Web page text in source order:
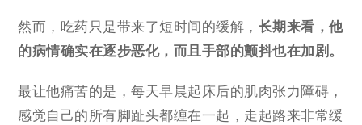
然而，吃药只是带来了短时间的缓解， 长期来看，他
的病情确实在逐步恶化，而且手部的颤抖也在加剧。
最让他痛苦的是，每天早晨起床后的肌肉张力障碍，
感觉自己的所有脚趾头都缠在一起，走起路来非常缓